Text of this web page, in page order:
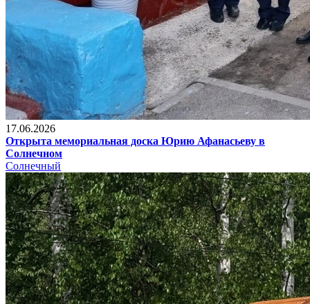
17.06.2026
Открыта мемориальная доска Юрию Афанасьеву в
Солнечном
Солнечный